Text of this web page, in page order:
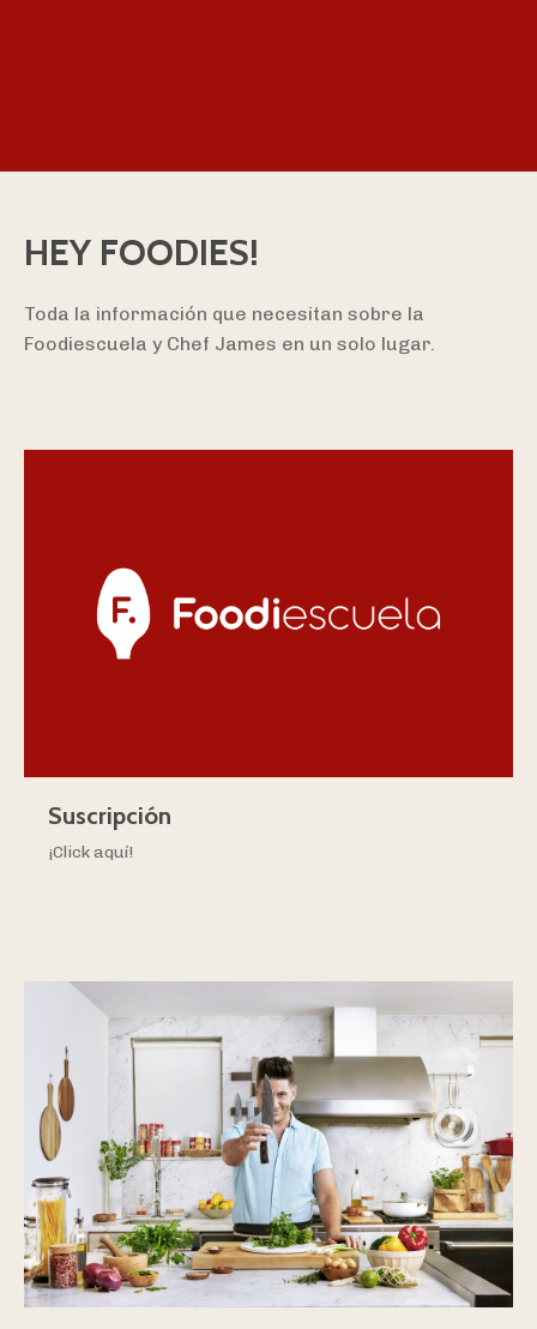
HEY FOODIES!
Toda la información que necesitan sobre la
Foodiescuela y Chef James en un solo lugar.
Suscripción
¡Click aquí!